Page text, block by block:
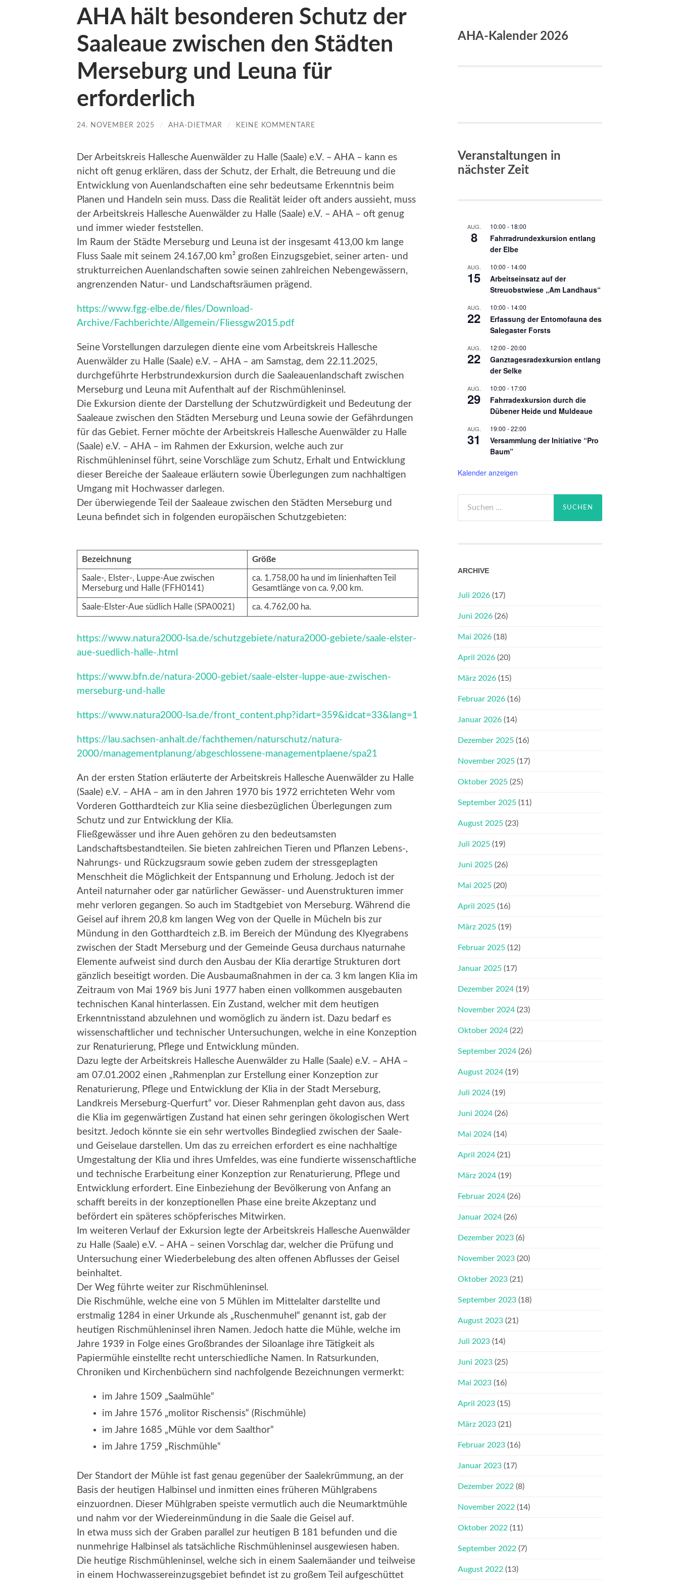
AHA hält besonderen Schutz der
Saaleaue zwischen den Städten
Merseburg und Leuna für
erforderlich
24. NOVEMBER 2025 / AHA-DIETMAR / KEINE KOMMENTARE
Der Arbeitskreis Hallesche Auenwälder zu Halle (Saale) e.V. – AHA – kann es
nicht oft genug erklären, dass der Schutz, der Erhalt, die Betreuung und die
Entwicklung von Auenlandschaften eine sehr bedeutsame Erkenntnis beim
Planen und Handeln sein muss. Dass die Realität leider oft anders aussieht, muss
der Arbeitskreis Hallesche Auenwälder zu Halle (Saale) e.V. – AHA – oft genug
und immer wieder feststellen.
Im Raum der Städte Merseburg und Leuna ist der insgesamt 413,00 km lange
Fluss Saale mit seinem 24.167,00 km² großen Einzugsgebiet, seiner arten- und
strukturreichen Auenlandschaften sowie seinen zahlreichen Nebengewässern,
angrenzenden Natur- und Landschaftsräumen prägend.
https://www.fgg-elbe.de/files/Download-
Archive/Fachberichte/Allgemein/Fliessgw2015.pdf
Seine Vorstellungen darzulegen diente eine vom Arbeitskreis Hallesche
Auenwälder zu Halle (Saale) e.V. – AHA – am Samstag, dem 22.11.2025,
durchgeführte Herbstrundexkursion durch die Saaleauenlandschaft zwischen
Merseburg und Leuna mit Aufenthalt auf der Rischmühleninsel.
Die Exkursion diente der Darstellung der Schutzwürdigkeit und Bedeutung der
Saaleaue zwischen den Städten Merseburg und Leuna sowie der Gefährdungen
für das Gebiet. Ferner möchte der Arbeitskreis Hallesche Auenwälder zu Halle
(Saale) e.V. – AHA – im Rahmen der Exkursion, welche auch zur
Rischmühleninsel führt, seine Vorschläge zum Schutz, Erhalt und Entwicklung
dieser Bereiche der Saaleaue erläutern sowie Überlegungen zum nachhaltigen
Umgang mit Hochwasser darlegen.
Der überwiegende Teil der Saaleaue zwischen den Städten Merseburg und
Leuna befindet sich in folgenden europäischen Schutzgebieten:
Bezeichnung Größe
Saale-, Elster-, Luppe-Aue zwischen
Merseburg und Halle (FFH0141)
ca. 1.758,00 ha und im linienhaften Teil
Gesamtlänge von ca. 9,00 km.
Saale-Elster-Aue südlich Halle (SPA0021) ca. 4.762,00 ha.
https://www.natura2000-lsa.de/schutzgebiete/natura2000-gebiete/saale-elster-
aue-suedlich-halle-.html
https://www.bfn.de/natura-2000-gebiet/saale-elster-luppe-aue-zwischen-
merseburg-und-halle
https://www.natura2000-lsa.de/front_content.php?idart=359&idcat=33&lang=1
https://lau.sachsen-anhalt.de/fachthemen/naturschutz/natura-
2000/managementplanung/abgeschlossene-managementplaene/spa21
An der ersten Station erläuterte der Arbeitskreis Hallesche Auenwälder zu Halle
(Saale) e.V. – AHA – am in den Jahren 1970 bis 1972 errichteten Wehr vom
Vorderen Gotthardteich zur Klia seine diesbezüglichen Überlegungen zum
Schutz und zur Entwicklung der Klia.
Fließgewässer und ihre Auen gehören zu den bedeutsamsten
Landschaftsbestandteilen. Sie bieten zahlreichen Tieren und Pflanzen Lebens-,
Nahrungs- und Rückzugsraum sowie geben zudem der stressgeplagten
Menschheit die Möglichkeit der Entspannung und Erholung. Jedoch ist der
Anteil naturnaher oder gar natürlicher Gewässer- und Auenstrukturen immer
mehr verloren gegangen. So auch im Stadtgebiet von Merseburg. Während die
Geisel auf ihrem 20,8 km langen Weg von der Quelle in Mücheln bis zur
Mündung in den Gotthardteich z.B. im Bereich der Mündung des Klyegrabens
zwischen der Stadt Merseburg und der Gemeinde Geusa durchaus naturnahe
Elemente aufweist sind durch den Ausbau der Klia derartige Strukturen dort
gänzlich beseitigt worden. Die Ausbaumaßnahmen in der ca. 3 km langen Klia im
Zeitraum von Mai 1969 bis Juni 1977 haben einen vollkommen ausgebauten
technischen Kanal hinterlassen. Ein Zustand, welcher mit dem heutigen
Erkenntnisstand abzulehnen und womöglich zu ändern ist. Dazu bedarf es
wissenschaftlicher und technischer Untersuchungen, welche in eine Konzeption
zur Renaturierung, Pflege und Entwicklung münden.
Dazu legte der Arbeitskreis Hallesche Auenwälder zu Halle (Saale) e.V. – AHA –
am 07.01.2002 einen „Rahmenplan zur Erstellung einer Konzeption zur
Renaturierung, Pflege und Entwicklung der Klia in der Stadt Merseburg,
Landkreis Merseburg-Querfurt“ vor. Dieser Rahmenplan geht davon aus, dass
die Klia im gegenwärtigen Zustand hat einen sehr geringen ökologischen Wert
besitzt. Jedoch könnte sie ein sehr wertvolles Bindeglied zwischen der Saale-
und Geiselaue darstellen. Um das zu erreichen erfordert es eine nachhaltige
Umgestaltung der Klia und ihres Umfeldes, was eine fundierte wissenschaftliche
und technische Erarbeitung einer Konzeption zur Renaturierung, Pflege und
Entwicklung erfordert. Eine Einbeziehung der Bevölkerung von Anfang an
schafft bereits in der konzeptionellen Phase eine breite Akzeptanz und
befördert ein späteres schöpferisches Mitwirken.
Im weiteren Verlauf der Exkursion legte der Arbeitskreis Hallesche Auenwälder
zu Halle (Saale) e.V. – AHA – seinen Vorschlag dar, welcher die Prüfung und
Untersuchung einer Wiederbelebung des alten offenen Abflusses der Geisel
beinhaltet.
Der Weg führte weiter zur Rischmühleninsel.
Die Rischmühle, welche eine von 5 Mühlen im Mittelalter darstellte und
erstmalig 1284 in einer Urkunde als „Ruschenmuhel“ genannt ist, gab der
heutigen Rischmühleninsel ihren Namen. Jedoch hatte die Mühle, welche im
Jahre 1939 in Folge eines Großbrandes der Siloanlage ihre Tätigkeit als
Papiermühle einstellte recht unterschiedliche Namen. In Ratsurkunden,
Chroniken und Kirchenbüchern sind nachfolgende Bezeichnungen vermerkt:
im Jahre 1509 „Saalmühle“
im Jahre 1576 „molitor Rischensis“ (Rischmühle)
im Jahre 1685 „Mühle vor dem Saalthor“
im Jahre 1759 „Rischmühle“
Der Standort der Mühle ist fast genau gegenüber der Saalekrümmung, an der
Basis der heutigen Halbinsel und inmitten eines früheren Mühlgrabens
einzuordnen. Dieser Mühlgraben speiste vermutlich auch die Neumarktmühle
und nahm vor der Wiedereinmündung in die Saale die Geisel auf.
In etwa muss sich der Graben parallel zur heutigen B 181 befunden und die
nunmehrige Halbinsel als tatsächliche Rischmühleninsel ausgewiesen haben.
Die heutige Rischmühleninsel, welche sich in einem Saalemäander und teilweise
in einem Hochwassereinzugsgebiet befindet ist zu großem Teil aufgeschüttet
AHA-Kalender 2026
Veranstaltungen in
nächster Zeit
AUG.
8
10:00 - 18:00
Fahrradrundexkursion entlang
der Elbe
AUG.
15
10:00 - 14:00
Arbeitseinsatz auf der
Streuobstwiese „Am Landhaus“
AUG.
22
10:00 - 14:00
Erfassung der Entomofauna des
Salegaster Forsts
AUG.
22
12:00 -20:00
Ganztagesradexkursion entlang
der Selke
AUG.
29
10:00 - 17:00
Fahrradexkursion durch die
Dübener Heide und Muldeaue
AUG.
31
19:00 -22:00
Versammlung der Initiative “Pro
Baum”
Kalender anzeigen
nach:
ARCHIVE
Juli 2026 (17)
Juni 2026 (26)
Mai 2026 (18)
April 2026 (20)
März 2026 (15)
Februar 2026 (16)
Januar 2026 (14)
Dezember 2025 (16)
November 2025 (17)
Oktober 2025 (25)
September 2025 (11)
August 2025 (23)
Juli 2025 (19)
Juni 2025 (26)
Mai 2025 (20)
April 2025 (16)
März 2025 (19)
Februar 2025 (12)
Januar 2025 (17)
Dezember 2024 (19)
November 2024 (23)
Oktober 2024 (22)
September 2024 (26)
August 2024 (19)
Juli 2024 (19)
Juni 2024 (26)
Mai 2024 (14)
April 2024 (21)
März 2024 (19)
Februar 2024 (26)
Januar 2024 (26)
Dezember 2023 (6)
November 2023 (20)
Oktober 2023 (21)
September 2023 (18)
August 2023 (21)
Juli 2023 (14)
Juni 2023 (25)
Mai 2023 (16)
April 2023 (15)
März 2023 (21)
Februar 2023 (16)
Januar 2023 (17)
Dezember 2022 (8)
November 2022 (14)
Oktober 2022 (11)
September 2022 (7)
August 2022 (13)